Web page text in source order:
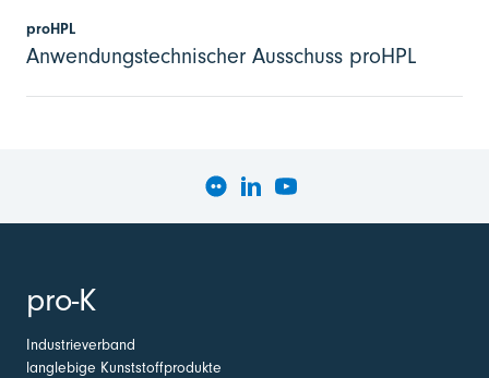
proHPL
Anwendungstechnischer Ausschuss proHPL
pro-K
Industrieverband
langlebige Kunststoffprodukte